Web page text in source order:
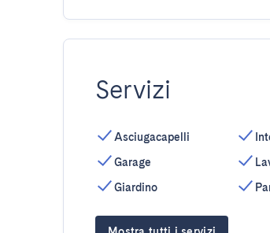
Servizi
Asciugacapelli
Garage
Giardino